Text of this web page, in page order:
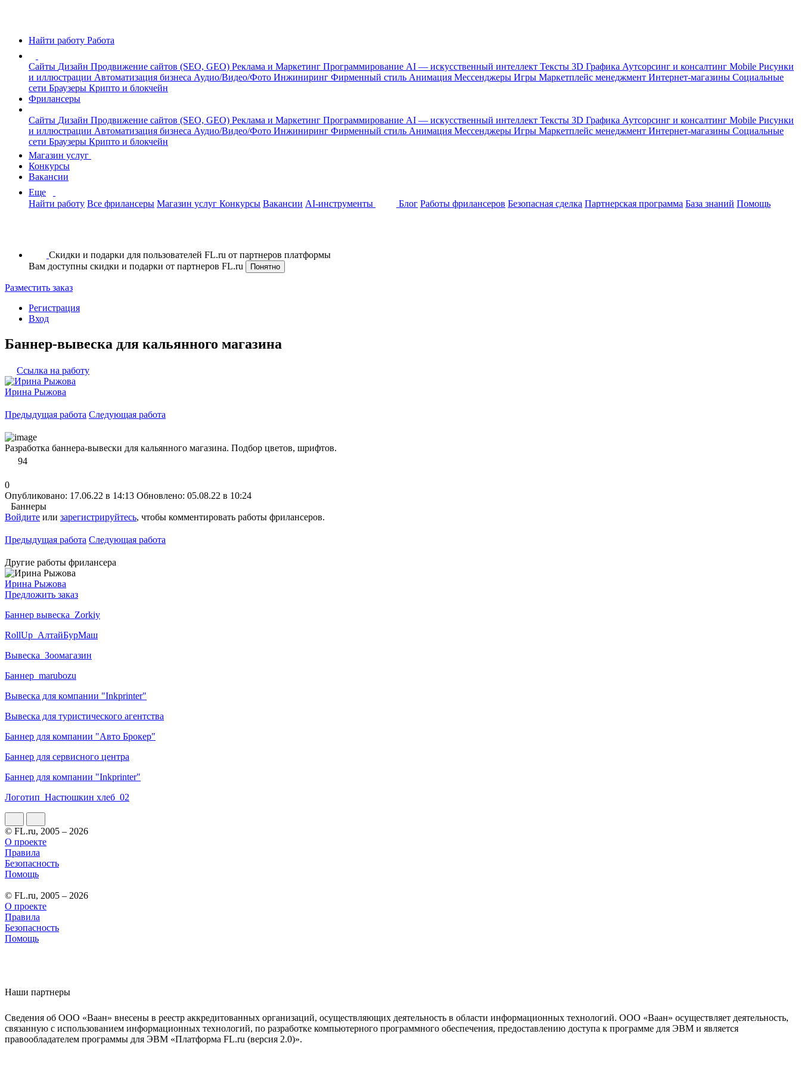
Найти работу Работа
Сайты Дизайн Продвижение сайтов (SEO, GEO) Реклама и Маркетинг Программирование AI — искусственный интеллект Тексты 3D Графика Аутсорсинг и консалтинг Mobile Рисунки
и иллюстрации Автоматизация бизнеса Аудио/Видео/Фото Инжиниринг Фирменный стиль Анимация Мессенджеры Игры Маркетплейс менеджмент Интернет-магазины Социальные
сети Браузеры Крипто и блокчейн
Фрилансеры
Сайты Дизайн Продвижение сайтов (SEO, GEO) Реклама и Маркетинг Программирование AI — искусственный интеллект Тексты 3D Графика Аутсорсинг и консалтинг Mobile Рисунки
и иллюстрации Автоматизация бизнеса Аудио/Видео/Фото Инжиниринг Фирменный стиль Анимация Мессенджеры Игры Маркетплейс менеджмент Интернет-магазины Социальные
сети Браузеры Крипто и блокчейн
Магазин услуг
Конкурсы
Вакансии
Еще
Найти работу Все фрилансеры Магазин услуг Конкурсы Вакансии AI-инструменты Блог Работы фрилансеров Безопасная сделка Партнерская программа База знаний Помощь
Скидки и подарки для пользователей FL.ru от партнеров платформы
Вам доступны скидки и подарки от партнеров FL.ru
Понятно
Разместить заказ
Регистрация
Вход
Баннер-вывеска для кальянного магазина
Ссылка на работу
Ирина Рыжова
Предыдущая работа Следующая работа
Разработка баннера-вывески для кальянного магазина. Подбор цветов, шрифтов.
94
0
Опубликовано: 17.06.22 в 14:13 Обновлено: 05.08.22 в 10:24
Баннеры
Войдите или зарегистрируйтесь, чтобы комментировать работы фрилансеров.
Предыдущая работа Следующая работа
Другие работы фрилансера
Ирина Рыжова
Предложить заказ
Баннер вывеска_Zorkiy
RollUp_АлтайБурМаш
Вывеска_Зоомагазин
Баннер_marubozu
Вывеска для компании "Inkprinter"
Вывеска для туристического агентства
Баннер для компании "Авто Брокер"
Баннер для сервисного центра
Баннер для компании "Inkprinter"
Логотип_Настюшкин хлеб_02
© FL.ru, 2005 – 2026
О проекте
Правила
Безопасность
Помощь
© FL.ru, 2005 – 2026
О проекте
Правила
Безопасность
Помощь
Наши партнеры
Сведения об ООО «Ваан» внесены в реестр аккредитованных организаций, осуществляющих деятельность в области информационных технологий. ООО «Ваан» осуществляет деятельность,
связанную с использованием информационных технологий, по разработке компьютерного программного обеспечения, предоставлению доступа к программе для ЭВМ и является
правообладателем программы для ЭВМ «Платформа FL.ru (версия 2.0)».